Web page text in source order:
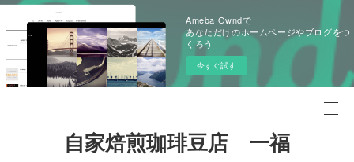
Ameba Owndで
あなただけのホームページやブログをつ
くろう
今すぐ試す
自家焙煎珈琲豆店 一福